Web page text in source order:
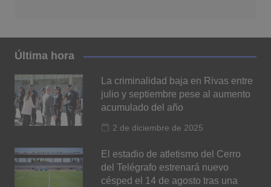
Última hora
La criminalidad baja en Rivas entre
julio y septiembre pese al aumento
acumulado del año
2 de diciembre de 2025
El estadio de atletismo del Cerro
del Telégrafo estrenará nuevo
césped el 14 de agosto tras una